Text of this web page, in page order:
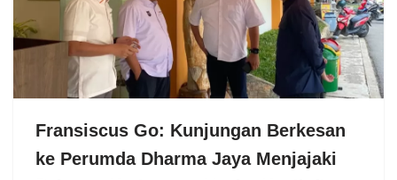
Fransiscus Go: Kunjungan Berkesan
ke Perumda Dharma Jaya Menjajaki